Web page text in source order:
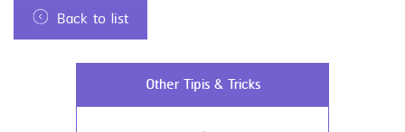
Back to list
Other Tipis & Tricks
Using AEON Cards - Using your Card